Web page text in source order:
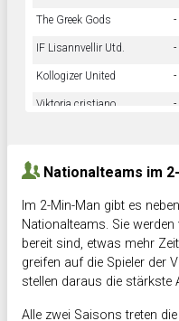
The Greek Gods -
IF Lisannvellir Utd. -
Kollogizer United -
Viktoria cristiano -
Nationalteams im
Im 2-Min-Man gibt es
Nationalteams. Sie
bereit sind, etwas mehr
greifen auf die Spieler der
stellen daraus die stärkste
Alle zwei Saisons treten